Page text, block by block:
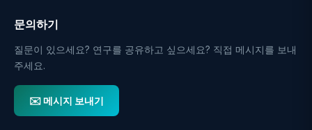
문의하기
질문이 있으세요? 연구를 공유하고 싶으세요? 직접 메시지를 보내
주세요.
✉️ 메시지 보내기